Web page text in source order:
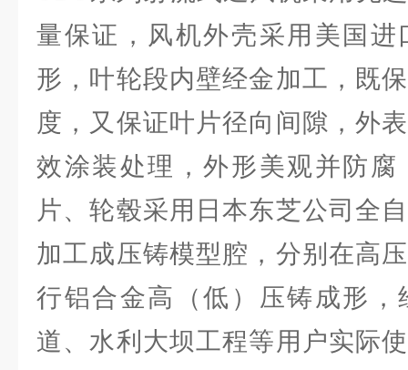
量保证，风机外壳采用美国进
形，叶轮段内壁经金加工，既
度，又保证叶片径向间隙，外
效涂装处理，外形美观并防腐
片、轮毂采用日本东芝公司全
加工成压铸模型腔，分别在高
行铝合金高（低）压铸成形，
道、水利大坝工程等用户实际